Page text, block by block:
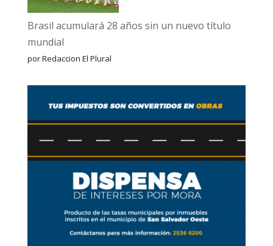
Brasil acumulará 28 años sin un nuevo título
mundial
por Redaccion El Plural